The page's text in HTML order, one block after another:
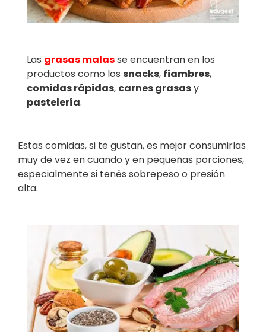
Las grasas malasse encuentran en los
productos como los snacks, fiambres,
comidas rápidas, carnes grasasy
pastelería.
Estas comidas, si te gustan, es mejor consumirlas
muy de vez en cuando y en pequeñas porciones,
especialmente si tenés sobrepeso o presión
alta.